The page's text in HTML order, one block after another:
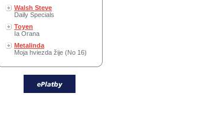
Walsh Steve
Daily Specials
Toyen
Ia Orana
Metalinda
Moja hviezda žije (No 16)